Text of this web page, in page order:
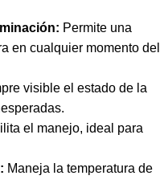
Permite una
en cualquier momento del
visible el estado de la
el manejo, ideal para
Maneja la temperatura de